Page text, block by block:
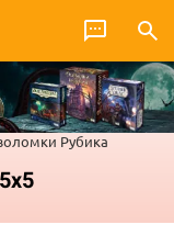
Рубика